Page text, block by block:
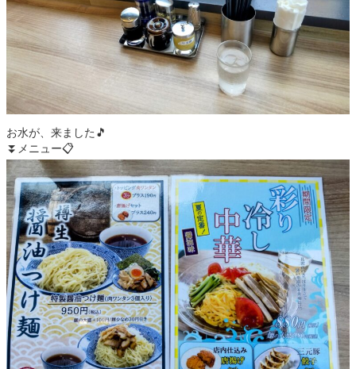
お水が、来ました🎵
⏬メニュー📋️